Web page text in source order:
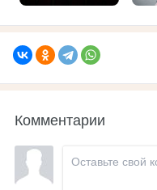
Комментарии